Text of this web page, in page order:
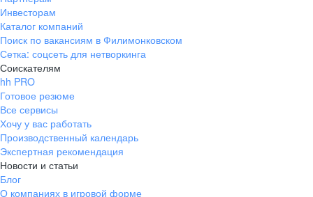
Инвесторам
Каталог компаний
Поиск по вакансиям в Филимонковском
Сетка: соцсеть для нетворкинга
Соискателям
hh PRO
Готовое резюме
Все сервисы
Хочу у вас работать
Производственный календарь
Экспертная рекомендация
Новости и статьи
Блог
О компаниях в игровой форме